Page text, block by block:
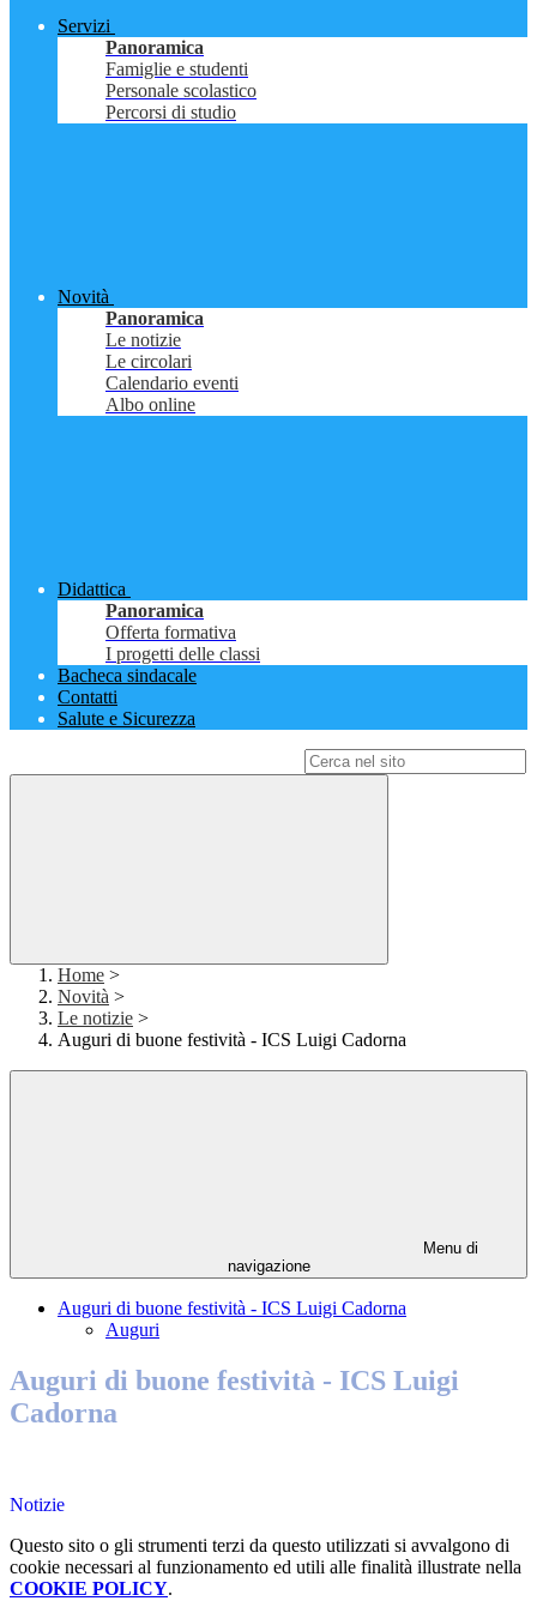
Servizi
Panoramica
Famiglie e studenti
Personale scolastico
Percorsi di studio
Novità
Panoramica
Le notizie
Le circolari
Calendario eventi
Albo online
Didattica
Panoramica
Offerta formativa
I progetti delle classi
Bacheca sindacale
Contatti
Salute e Sicurezza
Home >
Novità >
Le notizie >
Auguri di buone festività - ICS Luigi Cadorna
Menu di
navigazione
Auguri di buone festività - ICS Luigi Cadorna
Auguri
Auguri di buone festività - ICS Luigi
Cadorna
Notizie
Questo sito o gli strumenti terzi da questo utilizzati si avvalgono di
cookie necessari al funzionamento ed utili alle finalità illustrate nella
COOKIE POLICY.